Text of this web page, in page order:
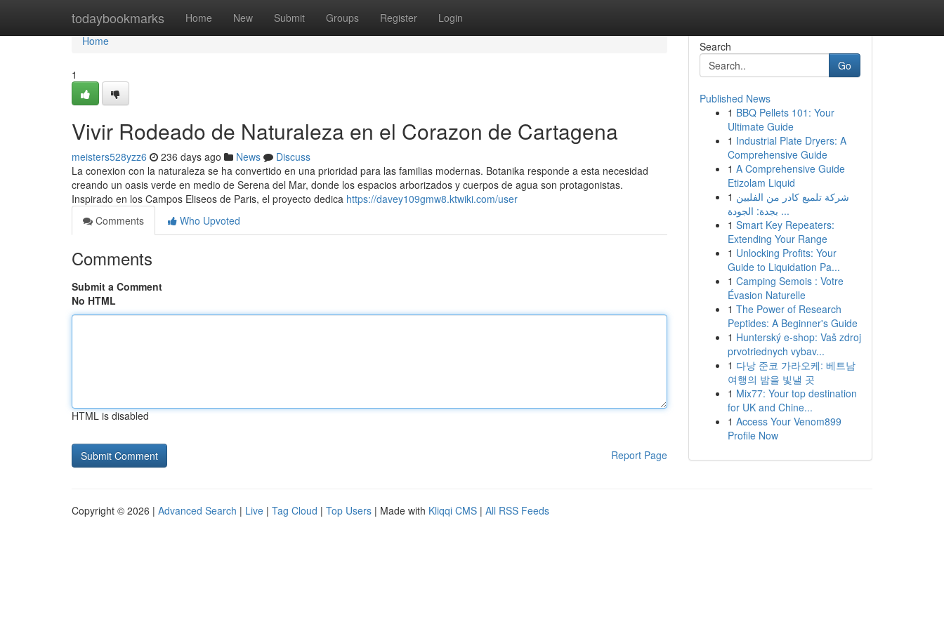
todaybookmarks Home New Submit Groups Register Login
Home
Home
1
Vivir Rodeado de Naturaleza en el Corazon de Cartagena
meisters528yzz6 236 days ago News
Discuss
La conexion con la naturaleza se ha convertido en una prioridad para las familias modernas. Botanika responde a esta necesidad
creando un oasis verde en medio de Serena del Mar, donde los espacios arborizados y cuerpos de agua son protagonistas.
Inspirado en los Campos Eliseos de Paris, el proyecto dedica https://davey109gmw8.ktwiki.com/user
Comments
Who Upvoted
Comments
Submit a Comment
No HTML
HTML is disabled
Report Page
Search
Go
Published News
1 BBQ Pellets 101: Your
Ultimate Guide
1 Industrial Plate Dryers: A
Comprehensive Guide
1 A Comprehensive Guide
Etizolam Liquid
1 شركة تلميع كادر من الفلبين
بجدة: الجودة ...
1 Smart Key Repeaters:
Extending Your Range
1 Unlocking Profits: Your
Guide to Liquidation Pa...
1 Camping Semois : Votre
Évasion Naturelle
1 The Power of Research
Peptides: A Beginner's Guide
1 Hunterský e-shop: Vaš zdroj
prvotriednych vybav...
1 다낭 준코 가라오케: 베트남
여행의 밤을 빛낼 곳
1 Mix77: Your top destination
for UK and Chine...
1 Access Your Venom899
Profile Now
Copyright © 2026 | Advanced Search | Live | Tag Cloud | Top Users | Made with Kliqqi CMS | All RSS Feeds